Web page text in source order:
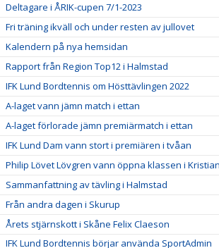
Deltagare i ÅRIK-cupen 7/1-2023
Fri träning ikväll och under resten av jullovet
Kalendern på nya hemsidan
Rapport från Region Top12 i Halmstad
IFK Lund Bordtennis om Hösttävlingen 2022
A-laget vann jämn match i ettan
A-laget förlorade jämn premiärmatch i ettan
IFK Lund Dam vann stort i premiären i tvåan
Philip Lövet Lövgren vann öppna klassen i
Sammanfattning av tävling i Halmstad
Från andra dagen i Skurup
Årets stjärnskott i Skåne Felix Claeson
IFK Lund Bordtennis börjar använda SportAdmin